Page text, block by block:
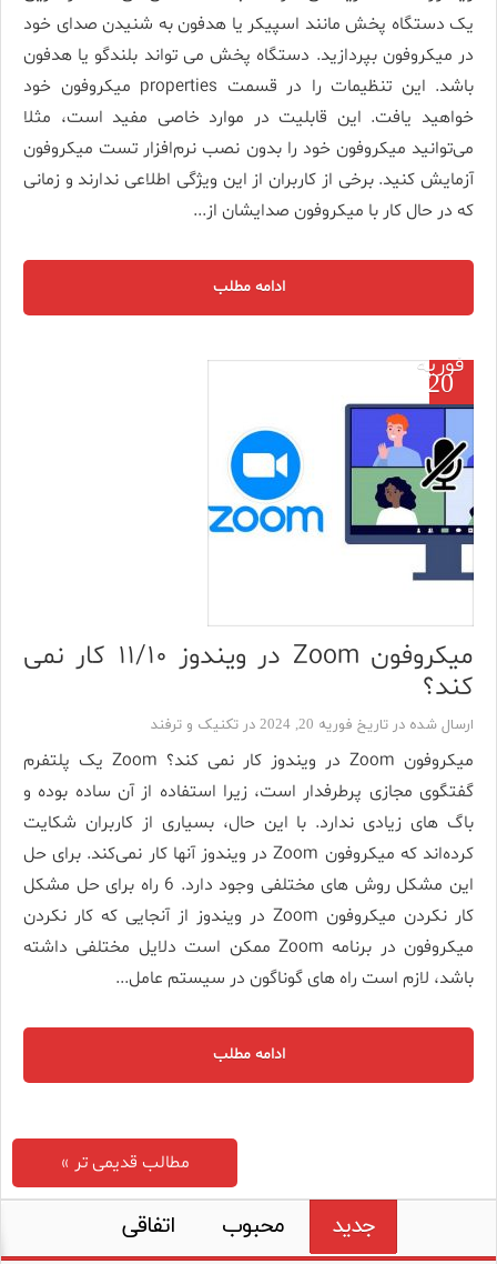
یک دستگاه پخش مانند اسپیکر یا هدفون به شنیدن صدای خود
در میکروفون بپردازید. دستگاه پخش می تواند بلندگو یا هدفون
باشد. این تنظیمات را در قسمت properties میکروفون خود
خواهید یافت. این قابلیت در موارد خاصی مفید است، مثلا
می‌توانید میکروفون خود را بدون نصب نرم‌افزار تست میکروفون
آزمایش کنید. برخی از کاربران از این ویژگی اطلاعی ندارند و زمانی
که در حال کار با میکروفون صدایشان از...
ادامه مطلب
فوریه
20
میکروفون Zoom در ویندوز ۱۱/۱۰ کار نمی
کند؟
ارسال شده در تاریخ فوریه 20, 2024 در تکنیک و ترفند
میکروفون Zoom در ویندوز کار نمی کند؟ Zoom یک پلتفرم
گفتگوی مجازی پرطرفدار است، زیرا استفاده از آن ساده بوده و
باگ های زیادی ندارد. با این حال، بسیاری از کاربران شکایت
کرده‌اند که میکروفون Zoom در ویندوز آنها کار نمی‌کند. برای حل
این مشکل روش های مختلفی وجود دارد. 6 راه برای حل مشکل
کار نکردن میکروفون Zoom در ویندوز از آنجایی که کار نکردن
میکروفون در برنامه Zoom ممکن است دلایل مختلفی داشته
باشد، لازم است راه های گوناگون در سیستم عامل...
ادامه مطلب
مطالب قدیمی تر »
جدید محبوب اتفاقی